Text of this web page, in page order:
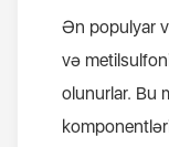
Ən populyar
və
olunurlar. Bu